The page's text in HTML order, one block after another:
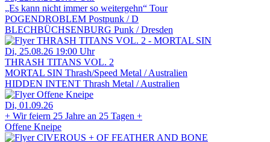
„Es kann nicht immer so weitergehn“ Tour
POGENDROBLEM Postpunk / D
BLECHBÜCHSENBURG Punk / Dresden
Di, 25.08.26 19:00 Uhr
THRASH TITANS VOL. 2
MORTAL SIN Thrash/Speed Metal / Australien
HIDDEN INTENT Thrash Metal / Australien
Di, 01.09.26
+ Wir feiern 25 Jahre an 25 Tagen +
Offene Kneipe